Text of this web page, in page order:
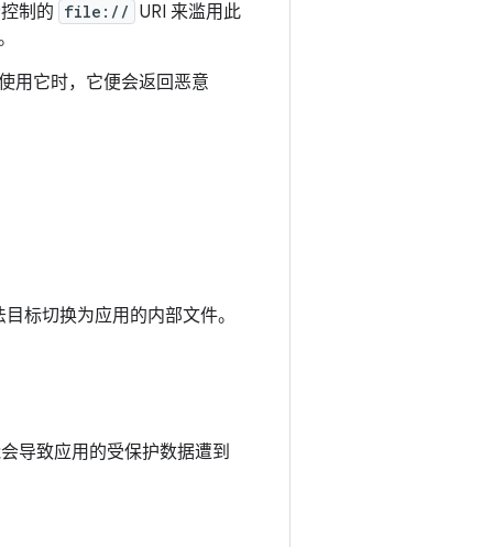
制的 file:// URI 来滥用此
用它时，它便会返回恶意
标切换为应用的内部文件。
导致应用的受保护数据遭到